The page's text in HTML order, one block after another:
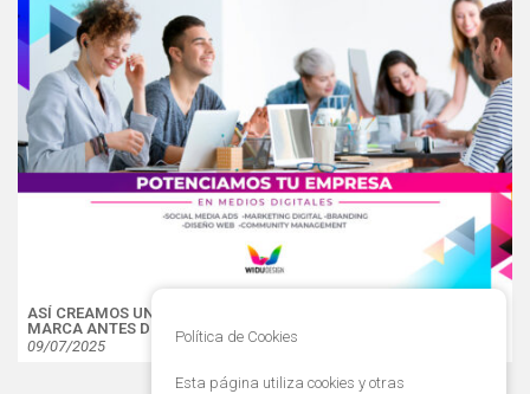
ASÍ CREAMOS UNA IMAGEN GRÁFICA PROFESIONAL PARA TU
MARCA ANTES DE PUBLICAR CONTENIDO
09/07/2025
Política de Cookies
Esta página utiliza cookies y otras